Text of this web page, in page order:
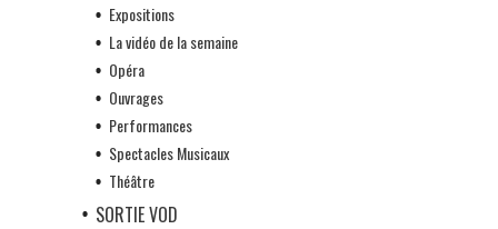
Expositions
La vidéo de la semaine
Opéra
Ouvrages
Performances
Spectacles Musicaux
Théâtre
SORTIE VOD